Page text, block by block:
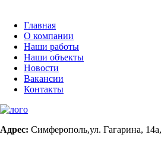
Главная
О компании
Наши работы
Наши объекты
Новости
Вакансии
Контакты
Адрес: Симферополь,ул. Гагарина,